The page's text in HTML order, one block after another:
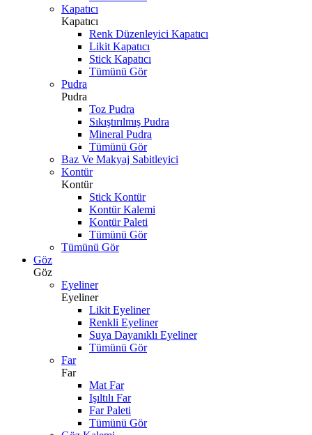
Kapatıcı
Kapatıcı
Renk Düzenleyici Kapatıcı
Likit Kapatıcı
Stick Kapatıcı
Tümünü Gör
Pudra
Pudra
Toz Pudra
Sıkıştırılmış Pudra
Mineral Pudra
Tümünü Gör
Baz Ve Makyaj Sabitleyici
Kontür
Kontür
Stick Kontür
Kontür Kalemi
Kontür Paleti
Tümünü Gör
Tümünü Gör
Göz
Göz
Eyeliner
Eyeliner
Likit Eyeliner
Renkli Eyeliner
Suya Dayanıklı Eyeliner
Tümünü Gör
Far
Far
Mat Far
Işıltılı Far
Far Paleti
Tümünü Gör